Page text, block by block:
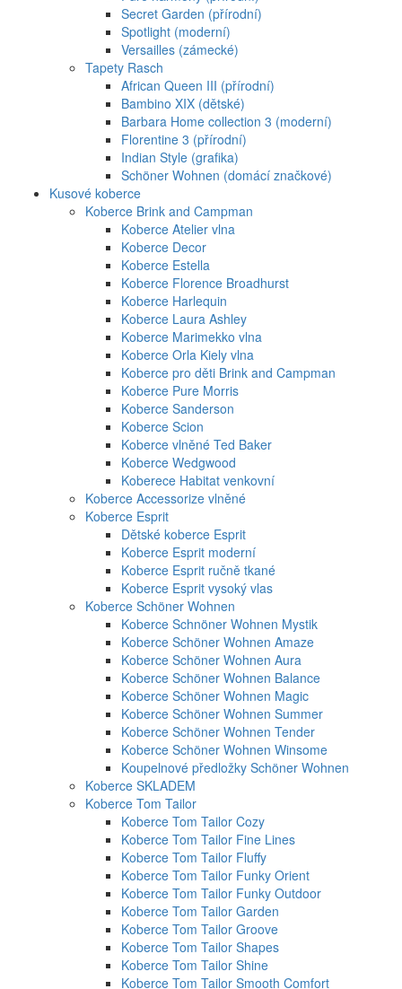
Secret Garden (přírodní)
Spotlight (moderní)
Versailles (zámecké)
Tapety Rasch
African Queen III (přírodní)
Bambino XIX (dětské)
Barbara Home collection 3 (moderní)
Florentine 3 (přírodní)
Indian Style (grafika)
Schöner Wohnen (domácí značkové)
Kusové koberce
Koberce Brink and Campman
Koberce Atelier vlna
Koberce Decor
Koberce Estella
Koberce Florence Broadhurst
Koberce Harlequin
Koberce Laura Ashley
Koberce Marimekko vlna
Koberce Orla Kiely vlna
Koberce pro děti Brink and Campman
Koberce Pure Morris
Koberce Sanderson
Koberce Scion
Koberce vlněné Ted Baker
Koberce Wedgwood
Koberece Habitat venkovní
Koberce Accessorize vlněné
Koberce Esprit
Dětské koberce Esprit
Koberce Esprit moderní
Koberce Esprit ručně tkané
Koberce Esprit vysoký vlas
Koberce Schöner Wohnen
Koberce Schnöner Wohnen Mystik
Koberce Schöner Wohnen Amaze
Koberce Schöner Wohnen Aura
Koberce Schöner Wohnen Balance
Koberce Schöner Wohnen Magic
Koberce Schöner Wohnen Summer
Koberce Schöner Wohnen Tender
Koberce Schöner Wohnen Winsome
Koupelnové předložky Schöner Wohnen
Koberce SKLADEM
Koberce Tom Tailor
Koberce Tom Tailor Cozy
Koberce Tom Tailor Fine Lines
Koberce Tom Tailor Fluffy
Koberce Tom Tailor Funky Orient
Koberce Tom Tailor Funky Outdoor
Koberce Tom Tailor Garden
Koberce Tom Tailor Groove
Koberce Tom Tailor Shapes
Koberce Tom Tailor Shine
Koberce Tom Tailor Smooth Comfort